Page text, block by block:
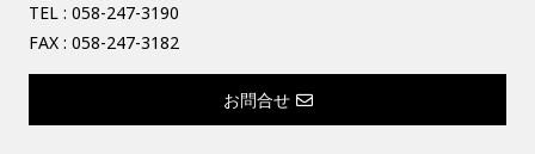
TEL : 058-247-3190
FAX : 058-247-3182
お問合せ